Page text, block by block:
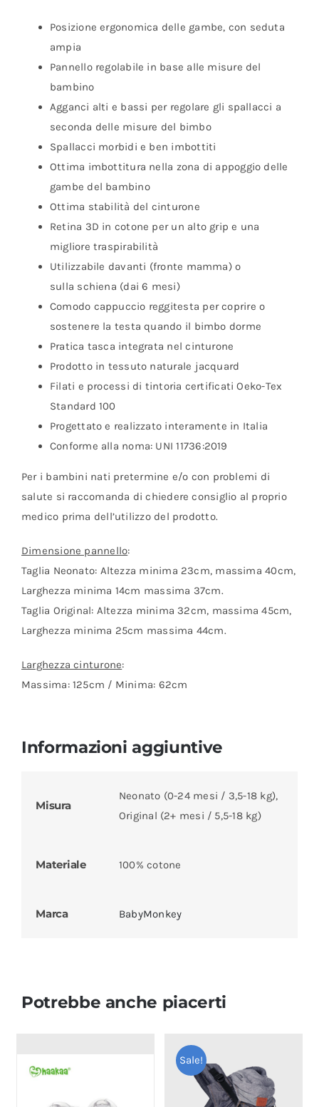
Posizione ergonomica delle gambe, con seduta
ampia
Pannello regolabile in base alle misure del
bambino
Agganci alti e bassi per regolare gli spallacci a
seconda delle misure del bimbo
Spallacci morbidi e ben imbottiti
Ottima imbottitura nella zona di appoggio delle
gambe del bambino
Ottima stabilità del cinturone
Retina 3D in cotone per un alto grip e una
migliore traspirabilità
Utilizzabile davanti (fronte mamma) o
sulla schiena (dai 6 mesi)
Comodo cappuccio reggitesta per coprire o
sostenere la testa quando il bimbo dorme
Pratica tasca integrata nel cinturone
Prodotto in tessuto naturale jacquard
Filati e processi di tintoria certificati Oeko-Tex
Standard 100
Progettato e realizzato interamente in Italia
Conforme alla noma: UNI 11736:2019
Per i bambini nati pretermine e/o con problemi di
salute si raccomanda di chiedere consiglio al proprio
medico prima dell’utilizzo del prodotto.
Dimensione pannello:
Taglia Neonato: Altezza minima 23cm, massima 40cm,
Larghezza minima 14cm massima 37cm.
Taglia Original: Altezza minima 32cm, massima 45cm,
Larghezza minima 25cm massima 44cm.
Larghezza cinturone:
Massima: 125cm / Minima: 62cm
Informazioni aggiuntive
Misura
Neonato (0-24 mesi / 3,5-18 kg),
Original (2+ mesi / 5,5-18 kg)
Materiale 100% cotone
Marca BabyMonkey
Potrebbe anche piacerti
Sale!